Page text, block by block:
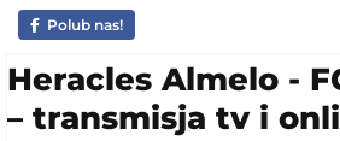
Polub nas!
Heracles Almelo -
– transmisja tv i